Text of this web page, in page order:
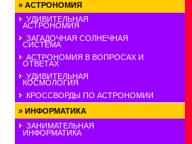
» АСТРОНОМИЯ
УДИВИТЕЛЬНАЯ
АСТРОНОМИЯ
ЗАГАДОЧНАЯ СОЛНЕЧНАЯ
СИСТЕМА
АСТРОНОМИЯ В ВОПРОСАХ И
ОТВЕТАХ
УДИВИТЕЛЬНАЯ
КОСМОЛОГИЯ
КРОССВОРДЫ ПО АСТРОНОМИИ
» ИНФОРМАТИКА
ЗАНИМАТЕЛЬНАЯ
ИНФОРМАТИКА